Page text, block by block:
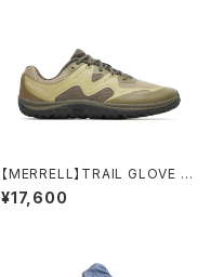
【MERRELL】TRAIL GLOVE 8
(men's)
¥17,600